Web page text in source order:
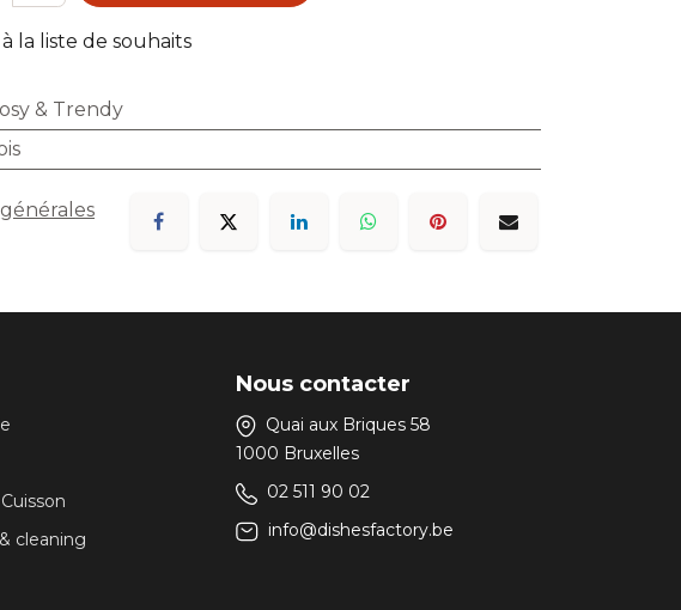
la liste de souhaits
& Trendy
cleaning
Nous contacter
Quai aux Briques 58
1000 Bruxelles
02 511 90 02
info@dishesfactory.be